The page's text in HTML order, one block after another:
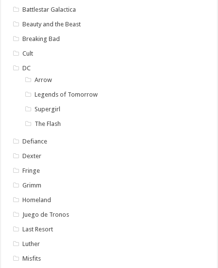
Battlestar Galactica
Beauty and the Beast
Breaking Bad
Cult
DC
Arrow
Legends of Tomorrow
Supergirl
The Flash
Defiance
Dexter
Fringe
Grimm
Homeland
Juego de Tronos
Last Resort
Luther
Misfits